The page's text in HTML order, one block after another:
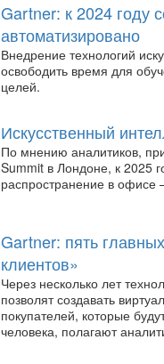
Gartner: к 2024 году
автоматизировано
Внедрение технологий
освободить время для
целей.
Искусственный
По мнению аналитиков,
Summit в Лондоне, к 2025
распространение в офисе
Gartner: пять
клиентов»
Через несколько лет
позволят создавать
покупателей, которые
человека, полагают